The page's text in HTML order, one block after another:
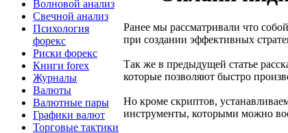
Волновой анализ
Свечной анализ
Психология
форекс
Риски форекс
Книги forex
Журналы
Валюты
Валютные пары
Графики валют
Торговые тактики
Ранее мы рассматривали что
при создании эффективных
Так же в предыдущей статье
которые позволяют быстро
Но кроме скриптов,
инструменты, которыми можно